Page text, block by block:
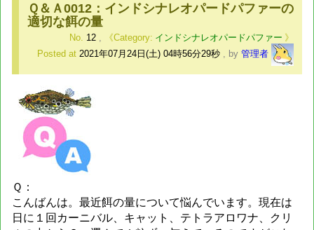
Ｑ＆Ａ0012：インドシナレオパードパファーの
適切な餌の量
No. 12 ,
インドシナレオパードパファー
Posted at 2021年07月24日(土) 04時56分29秒 , by 管理者
Ｑ：
こんばんは。最近餌の量について悩んでいます。現在は
日に１回カーニバル、キャット、テトラアロワナ、クリ